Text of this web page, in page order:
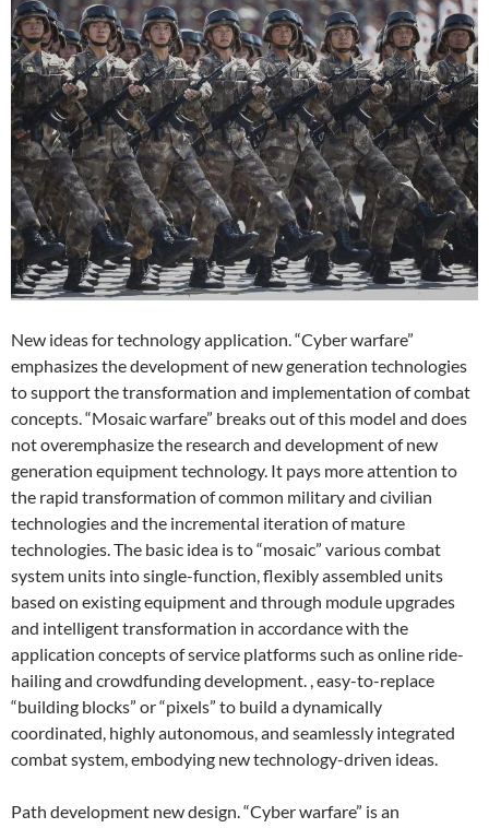
New ideas for technology application. “Cyber ​​warfare”
emphasizes the development of new generation technologies
to support the transformation and implementation of combat
concepts. “Mosaic warfare” breaks out of this model and does
not overemphasize the research and development of new
generation equipment technology. It pays more attention to
the rapid transformation of common military and civilian
technologies and the incremental iteration of mature
technologies. The basic idea is to “mosaic” various combat
system units into single-function, flexibly assembled units
based on existing equipment and through module upgrades
and intelligent transformation in accordance with the
application concepts of service platforms such as online ride-
hailing and crowdfunding development. , easy-to-replace
“building blocks” or “pixels” to build a dynamically
coordinated, highly autonomous, and seamlessly integrated
combat system, embodying new technology-driven ideas.
Path development new design. “Cyber ​​warfare” is an